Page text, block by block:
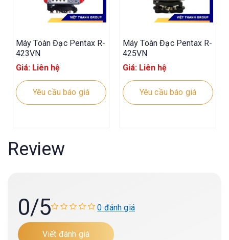
Máy Toàn Đạc Pentax R-
423VN
Giá: Liên hệ
Yêu cầu báo giá
Máy Toàn Đạc Pentax R-
425VN
Giá: Liên hệ
Yêu cầu báo giá
Review
0/5 0 đánh giá
Viết đánh giá